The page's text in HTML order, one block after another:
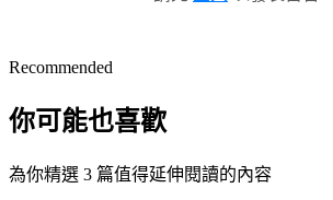
Recommended
你可能也喜歡
為你精選 3 篇值得延伸閱讀的內容